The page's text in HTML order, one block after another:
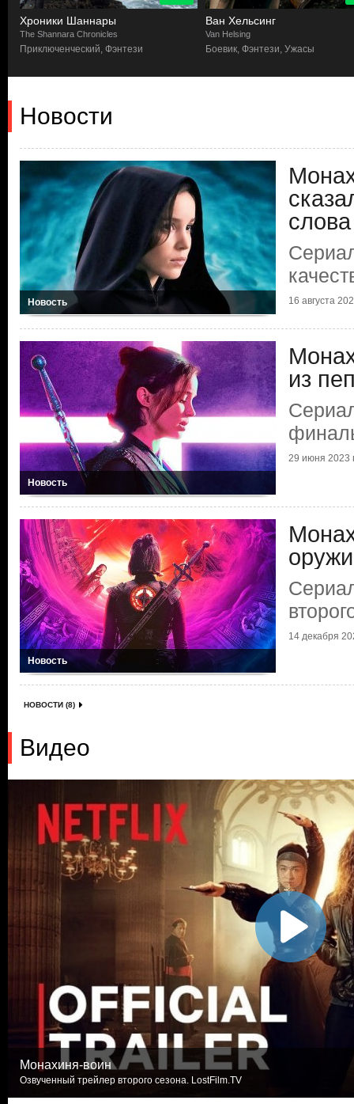
Хроники Шаннары
The Shannara Chronicles
Приключенческий, Фэнтези
Ван Хельсинг
Van Helsing
Боевик, Фэнтези, Ужасы
Новости
Новость
слова
16 августа
Новость
из
29 июня 2023
Новость
14 декабря
НОВОСТИ (8)
Видео
Монахиня-воин
Озвученный трейлер второго сезона. LostFilm.TV